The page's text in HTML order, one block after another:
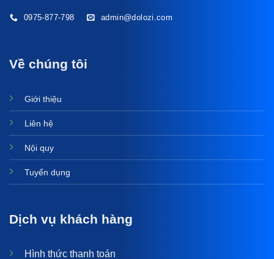
0975-877-798 admin@dolozi.com
Về chúng tôi
Giới thiệu
Liên hệ
Nội quy
Tuyển dụng
Dịch vụ khách hàng
Hình thức thanh toán